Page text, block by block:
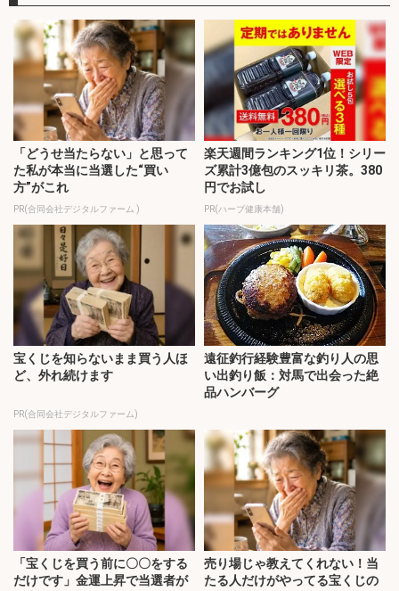
「どうせ当たらない」と思って
た私が本当に当選した“買い
方”がこれ
PR(合同会社デジタルファーム )
楽天週間ランキング1位！シリー
ズ累計3億包のスッキリ茶。380
円でお試し
PR(ハーブ健康本舗)
宝くじを知らないまま買う人ほ
ど、外れ続けます
PR(合同会社デジタルファーム)
遠征釣行経験豊富な釣り人の思
い出釣り飯：対馬で出会った絶
品ハンバーグ
「宝くじを買う前に〇〇をする
だけです」金運上昇で当選者が
売り場じゃ教えてくれない！当
たる人だけがやってる宝くじの